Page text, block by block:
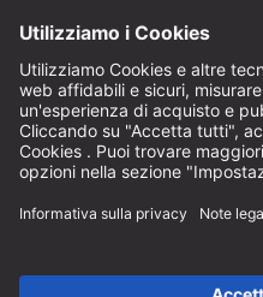
CGV
Protezione dei Dati
Impostazioni dei Cookie
della Germania per pacchi di